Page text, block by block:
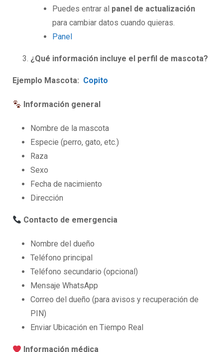
Puedes entrar al panel de actualización
para cambiar datos cuando quieras.
Panel
¿Qué información incluye el perfil de mascota?
Ejemplo Mascota: Copito
Información general
Nombre de la mascota
Especie (perro, gato, etc.)
Raza
Sexo
Fecha de nacimiento
Dirección
Contacto de emergencia
Nombre del dueño
Teléfono principal
Teléfono secundario (opcional)
Mensaje WhatsApp
Correo del dueño (para avisos y recuperación de
PIN)
Enviar Ubicación en Tiempo Real
Información médica